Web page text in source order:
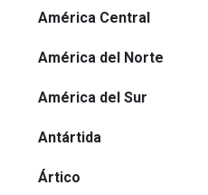
América Central
América del Norte
América del Sur
Antártida
Ártico